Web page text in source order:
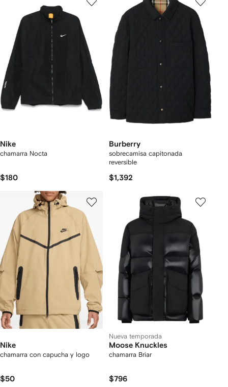
Nike
chamarra Nocta
$180
Burberry
sobrecamisa capitonada
reversible
$1,392
Nike
chamarra con capucha y logo
$50
Nueva temporada
Moose Knuckles
chamarra Briar
$796